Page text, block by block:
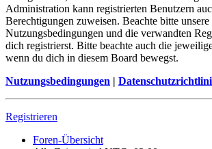
Administration kann registrierten Benutzern
Berechtigungen zuweisen. Beachte bitte unsere
Nutzungsbedingungen und die verwandten
dich registrierst. Bitte beachte auch die
wenn du dich in diesem Board bewegst.
Nutzungsbedingungen |
Registrieren
Foren-Übersicht